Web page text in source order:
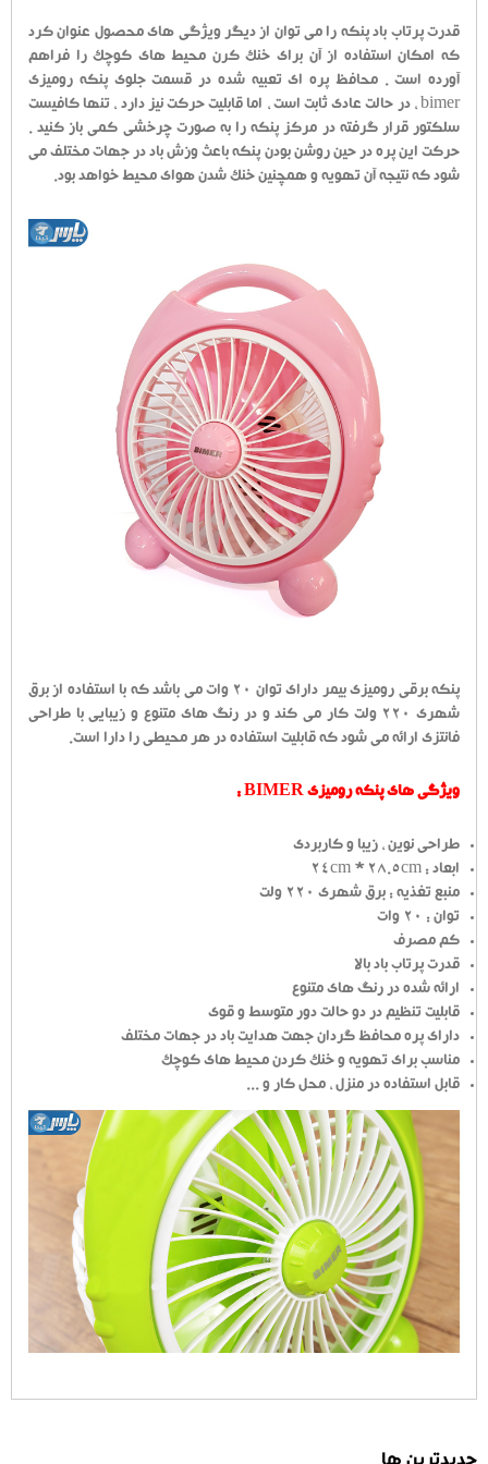
قدرت پرتاب باد پنکه را می توان از دیگر ویژگی های محصول عنوان کرد
که امکان استفاده از آن برای خنک کرن محیط های کوچک را فراهم
آورده است . محافظ پره ای تعبیه شده در قسمت جلوی پنکه رومیزی
bimer ، در حالت عادی ثابت است ، اما قابلیت حرکت نیز دارد ، تنها کافیست
سلکتور قرار گرفته در مرکز پنکه را به صورت چرخشی کمی باز کنید .
حرکت این پره در حین روشن بودن پنکه باعث وزش باد در جهات مختلف می
شود که نتیجه آن تهویه و همچنین خنک شدن هوای محیط خواهد بود.
پنکه برقی رومیزی بیمر دارای توان 20 وات می باشد که با استفاده از برق
شهری 220 ولت کار می کند و در رنگ های متنوع و زیبایی با طراحی
فانتزی ارائه می شود که قابلیت استفاده در هر محیطی را دارا است.
ویژگی های پنکه رومیزی BIMER :
طراحی نوین ، زیبا و کاربردی
ابعاد : 24cm * 28.5cm
منبع تغذیه : برق شهری 220 ولت
توان : 20 وات
کم مصرف
قدرت پرتاب باد بالا
ارائه شده در رنگ های متنوع
قابلیت تنظیم در دو حالت دور متوسط و قوی
دارای پره محافظ گردان جهت هدایت باد در جهات مختلف
مناسب برای تهویه و خنک کردن محیط های کوچک
قابل استفاده در منزل ، محل کار و ...